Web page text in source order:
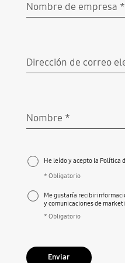
Nombre de empresa *
Dirección de correo
Nombre *
He leído y acepto la Política
* Obligatorio
Me gustaría recibir
y comunicaciones de
* Obligatorio
Enviar